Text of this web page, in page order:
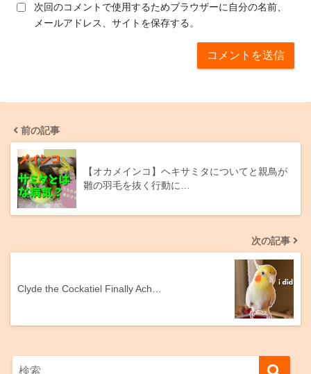
次回のコメントで使用するためブラウザーに自分の名前、
メールアドレス、サイトを保存する。
前の記事
【オカメインコ】ヘキサミタについてと親鳥が
雛の羽毛を抜く行動に…
次の記事
Clyde the Cockatiel Finally Ach…